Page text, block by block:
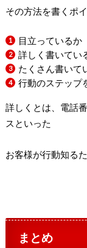
その方法を書くポイ
目立っているか
詳しく書いてい
たくさん書いて
行動のステップ
詳しくとは、電話
スといった
お客様が行動知る
まとめ